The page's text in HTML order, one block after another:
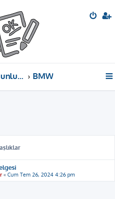
Araç Uygunluk Belgeleri BMW
« Cum Tem 26, 2024 4:26 pm